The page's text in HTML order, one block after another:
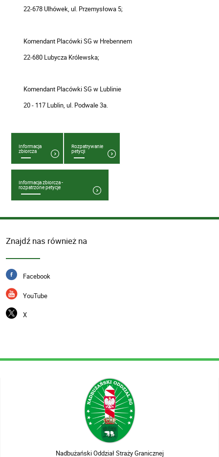
22-678 Ulhówek, ul. Przemysłowa 5;
Komendant Placówki SG w Hrebennem
22-680 Lubycza Królewska;
Komendant Placówki SG w Lublinie
20 - 117 Lublin, ul. Podwale 3a.
Informacja
zbiorcza
Rozpatrywanie
petycji
Informacja zbiorcza -
rozpatrzone petycje
Znajdź nas również na
Facebook
YouTube
X
Nadbużański Oddział Straży Granicznej